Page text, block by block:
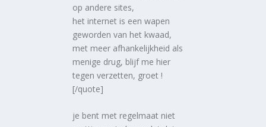
op andere sites,
het internet is een wapen
geworden van het kwaad,
met meer afhankelijkheid als
menige drug, blijf me hier
tegen verzetten, groet !
[/quote]
je bent met regelmaat niet